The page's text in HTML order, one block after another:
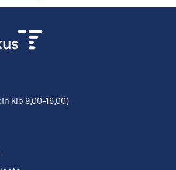
klo 9.00-16.00)